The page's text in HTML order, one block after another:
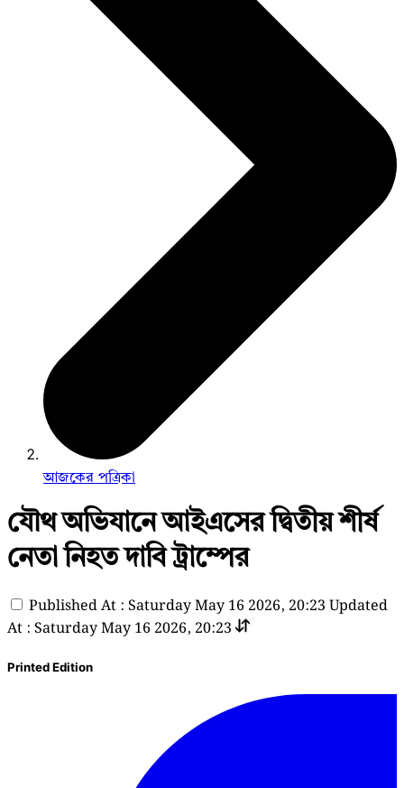
আজকের পত্রিকা
যৌথ অভিযানে আইএসের দ্বিতীয় শীর্ষ
নেতা নিহত দাবি ট্রাম্পের
Published At : Saturday May 16 2026, 20:23 Updated
At : Saturday May 16 2026, 20:23
Printed Edition